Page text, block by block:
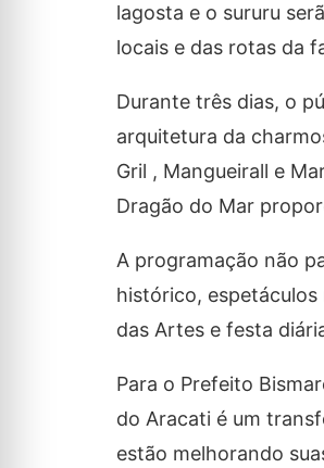
lagosta e o sururu
locais e das rotas da
Durante três dias, o
arquitetura da
Gril , Mangueirall e
Dragão do Mar
A programação não
histórico,
das Artes e festa
Para o Prefeito
do Aracati é um
estão melhorando